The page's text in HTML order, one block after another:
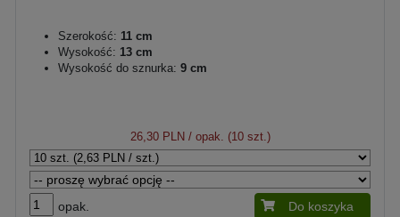
Szerokość: 11 cm
Wysokość: 13 cm
Wysokość do sznurka: 9 cm
26,30 PLN/ opak. (10 szt.)
opak. Do koszyka